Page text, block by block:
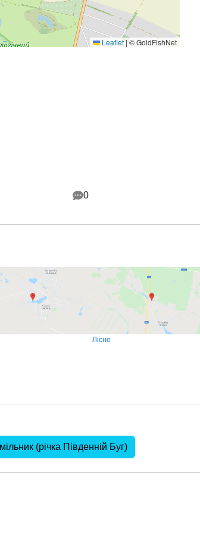
Leaflet | © GoldFishNet
0
Лісне
(річка Південній Буг)